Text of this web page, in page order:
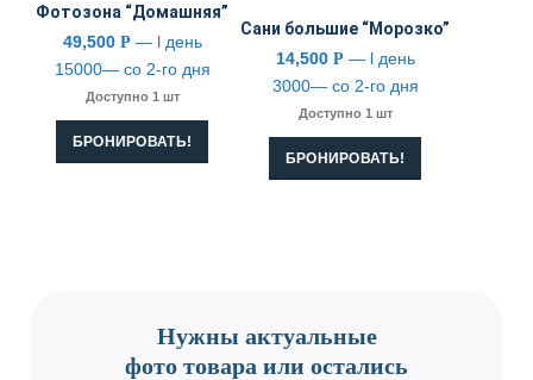
Фотозона “Домашняя”
49,500 Р — l день
15000— со 2-го дня
Доступно 1 шт
БРОНИРОВАТЬ!
Сани большие “Морозко”
14,500 Р — l день
3000— со 2-го дня
Доступно 1 шт
БРОНИРОВАТЬ!
Нужны актуальные
фото товара или остались